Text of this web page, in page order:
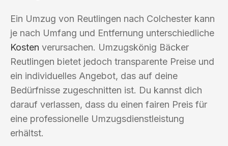
Ein Umzug von Reutlingen nach Colchester kann
je nach Umfang und Entfernung unterschiedliche
Kosten verursachen. Umzugskönig Bäcker
Reutlingen bietet jedoch transparente Preise und
ein individuelles Angebot, das auf deine
Bedürfnisse zugeschnitten ist. Du kannst dich
darauf verlassen, dass du einen fairen Preis für
eine professionelle Umzugsdienstleistung
erhältst.